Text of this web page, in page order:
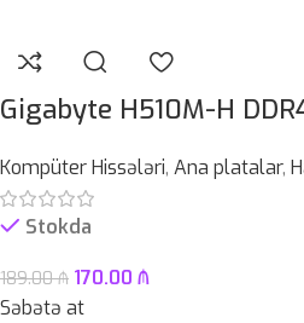
Gigabyte H510M-H
Kompüter Hissələri, Ana platalar,
Stokda
189.00₼ 170.00 ₼
Səbətə at